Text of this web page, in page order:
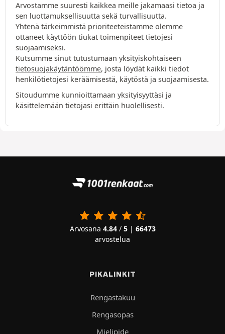
Arvostamme suuresti kaikkea meille jakamaasi tietoa ja
sen luottamuksellisuutta sekä turvallisuutta.
Yhtenä tärkeimmistä prioriteeteistamme olemme
ottaneet käyttöön tiukat toimenpiteet tietojesi
suojaamiseksi.
Kutsumme sinut tutustumaan yksityiskohtaiseen
tietosuojakäytäntöömme, josta löydät kaikki tiedot
henkilötietojesi keräämisestä, käytöstä ja suojaamisesta.
Sitoudumme kunnioittamaan yksityisyyttäsi ja
käsittelemään tietojasi erittäin huolellisesti.
Arvosana 4.84/ 5| 66473
arvostelua
PIKALINKIT
Rengastakuu
Rengasopas
Mielipide